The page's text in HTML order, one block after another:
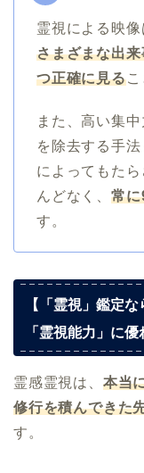
霊視による映像
さまざまな出
つ正確に見るこ
また、高い集
を除去する手
によってもた
んどなく、 常
す。
【「霊視」鑑定
「霊視能力」に
霊感霊視は、 本当
修行を積んできた
す。